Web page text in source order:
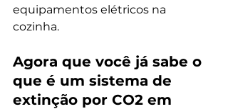
equipamentos elétricos na
cozinha.
Agora que você já sabe o
que é um sistema de
extinção por CO2 em